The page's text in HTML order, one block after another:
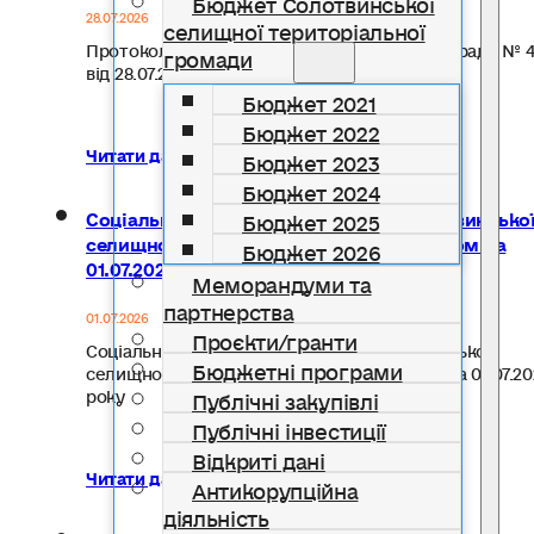
селищної територіальної
громади
Бюджет 2021
Бюджет 2022
Бюджет 2023
Бюджет 2024
Бюджет 2025
Бюджет 2026
Меморандуми та
партнерства
Проєкти/гранти
Бюджетні програми
Публічні закупівлі
Публічні інвестиції
Відкриті дані
Антикорупційна
діяльність
28.07.2026
Протокол засідання місцевої інвестиційної ради № 4
від 28.07.2026 року…
Читати далі...
Соціально-економічний паспорт
селищної територіальної громади станом на
01.07.2026 року
01.07.2026
Соціально-економічний паспорт Солотвинської
селищної територіальної громади станом на
року
Читати далі...